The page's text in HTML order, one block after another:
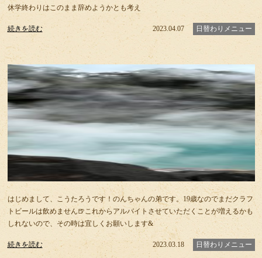
休学終わりはこのまま辞めようかとも考え
続きを読む 2023.04.07 日替わりメニュー
はじめまして、こうたろうです！のんちゃんの弟です。19歳なのでまだクラフ
トビールは飲めません🍺これからアルバイトさせていただくことが増えるかも
しれないので、その時は宜しくお願いします&
続きを読む 2023.03.18 日替わりメニュー